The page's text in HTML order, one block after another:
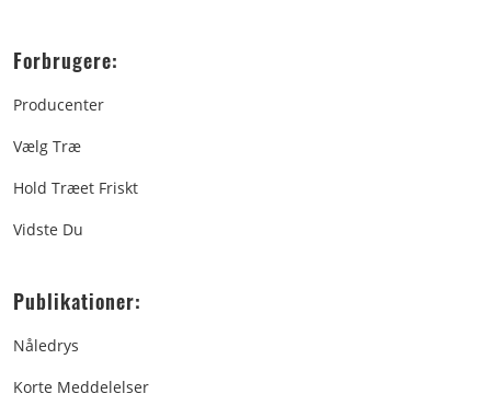
Forbrugere:
Producenter
Vælg Træ
Hold Træet Friskt
Vidste Du
Publikationer:
Nåledrys
Korte Meddelelser